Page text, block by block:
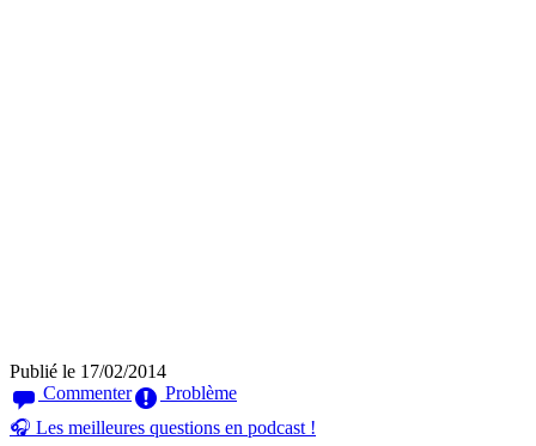
Publié le 17/02/2014
Commenter
Problème
🎧 Les meilleures questions en podcast !